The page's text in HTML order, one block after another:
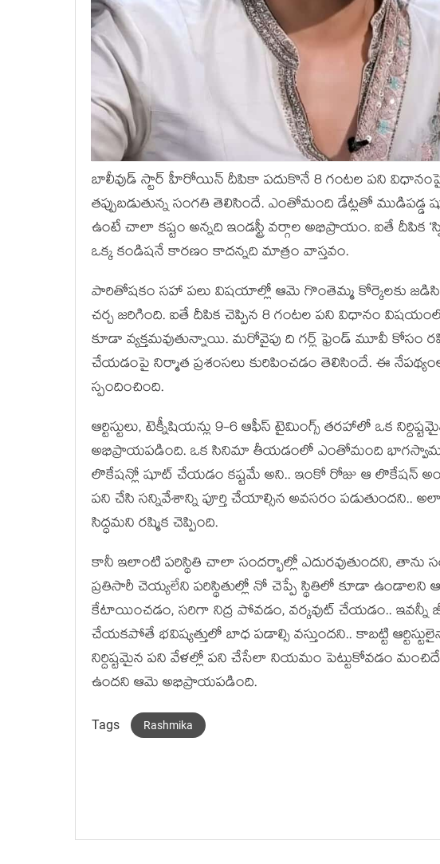
బాలీవుడ్ స్టార్ హీరోయిన్ దీపికా పదుకొనే 8 గంటల పని
తప్పుబడుతున్న సంగతి తెలిసిందే. ఎంతోమంది డేట్లతో
ఉంటే చాలా కష్టం అన్నది ఇండస్ట్రీ వర్గాల అభిప్రాయం. ఐతే దీపిక
ఒక్క కండిషనే కారణం కాదన్నది మాత్రం వాస్తవం.
పారితోషకం సహా పలు విషయాల్లో ఆమె గొంతెమ్మ కోర్కెలకు
చర్చ జరిగింది. ఐతే దీపిక చెప్పిన 8 గంటల పని విధానం
కూడా వ్యక్తమవుతున్నాయి. మ‌రోవైపు ది గ‌ర్ల్ ఫ్రెండ్ మూవీ కోసం
చేయ‌డంపై నిర్మాత ప్ర‌శంస‌లు కురిపించ‌డం తెలిసిందే. ఈ
స్పందించింది.
ఆర్టిస్టులు, టెక్నీషియన్లు 9-6 ఆఫీస్ టైమింగ్స్ తరహాలో ఒక
అభిప్రాయపడింది. ఒక సినిమా తీయడంలో ఎంతోమంది భాగస్వామ్యం
లొకేషన్లో షూట్ చేయడం కష్టమే అని.. ఇంకో రోజు ఆ లొకేషన్
పని చేసి సన్నివేశాన్ని పూర్తి చేయాల్సిన అవసరం పడుతుందని..
సిద్ధమని రష్మిక చెప్పింది.
కానీ ఇలాంటి పరిస్థితి చాలా సందర్భాల్లో ఎదురవుతుందని, తాను
ప్రతిసారీ చెయ్యలేని పరిస్థితుల్లో నో చెప్పే స్థితిలో కూడా
కేటాయించడం, సరిగా నిద్ర పోవడం, వర్కవుట్ చేయడం..
చేయకపోతే భవిష్యత్తులో బాధ పడాల్సి వస్తుందని.. కాబట్టి
నిర్దిష్టమైన పని వేళల్లో పని చేసేలా నియమం పెట్టుకోవడం
ఉందని ఆమె అభిప్రాయపడింది.
Tags Rashmika